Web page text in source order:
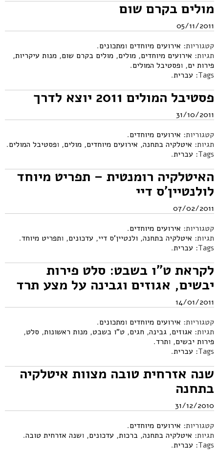
מולים בקרם שום
05/11/2011
קטגוריות: אירועים מיוחדים ומתכונים.
תגיות: אירועים מיוחדים, מולים, מולים בקרם שום, מנות עיקריות,
פירות ים, ופסטיבל המולים.
Tags: עברית.
פסטיבל המולים 2011 יוצא לדרך
31/10/2011
קטגוריות: אירועים מיוחדים.
תגיות: איטלקיה בתחנה, אירועים מיוחדים, מולים, ופסטיבל המולים.
Tags: עברית.
האיטלקיה רומנטית – תפריט מיוחד
לולנטיין'ס דיי
07/02/2011
קטגוריות: אירועים מיוחדים.
תגיות: איטלקיה בתחנה, ולנטיין'ס דיי, עדכונים, ותפריט מיוחד.
Tags: עברית.
לקראת ט"ו בשבט: סלט פירות
יבשים, אגוזים וגבינה על מצע תרד
14/01/2011
קטגוריות: אירועים מיוחדים ומתכונים.
תגיות: אגוזים, גבינה, חגים, ט"ו בשבט, מנות ראשונות, סלט,
פירות יבשים, ותרד.
Tags: עברית.
שנה אזרחית טובה מצוות איטלקיה
בתחנה
31/12/2010
קטגוריות: אירועים מיוחדים.
תגיות: איטלקיה בתחנה, ברכות, עדכונים, ושנה אזרחית טובה.
Tags: עברית.